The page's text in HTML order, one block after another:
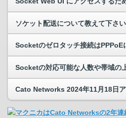
ソケット配送について教えて下さい
Socketの対応可能な人数や帯域の
Cato Networks 2024年11月18日